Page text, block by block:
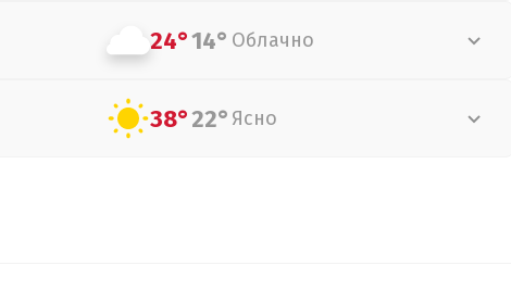
24°14° Облачно
38°22° Ясно